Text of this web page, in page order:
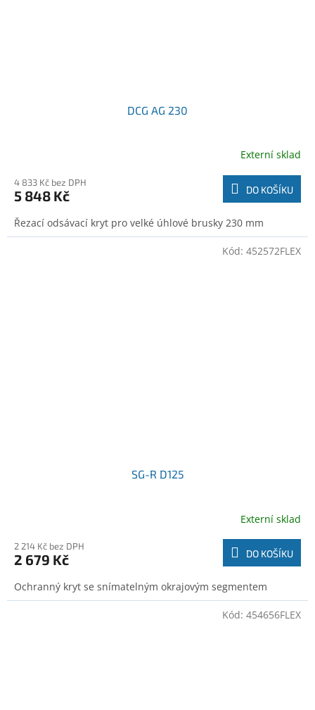
DCG AG 230
Externí sklad
4 833 Kč bez DPH
5 848 Kč DO KOŠÍKU
Řezací odsávací kryt pro velké úhlové brusky 230 mm
SG-R D125
Externí sklad
2 214 Kč bez DPH
2 679 Kč DO KOŠÍKU
Ochranný kryt se snímatelným okrajovým segmentem
Kód: 452572FLEX
Kód: 454656FLEX